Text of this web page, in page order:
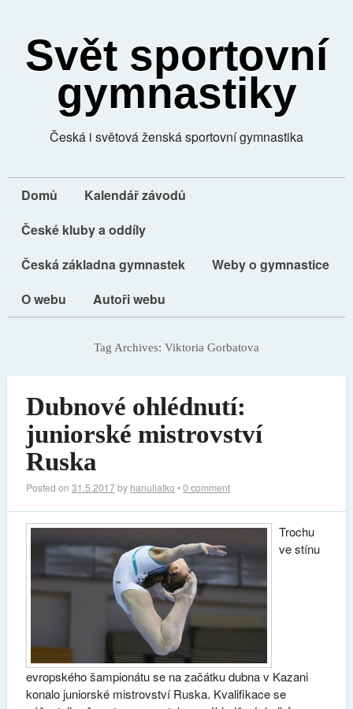
Svět sportovní
gymnastiky
Česká i světová ženská sportovní gymnastika
Domů
Kalendář závodů
České kluby a oddíly
Česká základna gymnastek
Weby o gymnastice
O webu
Autoři webu
Tag Archives: Viktoria Gorbatova
Dubnové ohlédnutí:
juniorské mistrovství
Ruska
Posted on 31.5.2017by hanuliatko •0 comment
Trochu
ve stínu
evropského šampionátu se na začátku dubna v Kazani
konalo juniorské mistrovství Ruska. Kvalifikace se